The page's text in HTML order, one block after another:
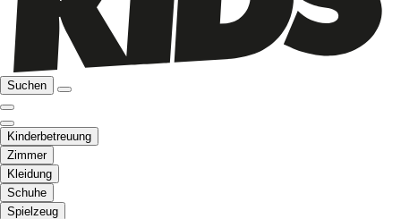
Suchen
Kinderbetreuung
Zimmer
Kleidung
Schuhe
Spielzeug